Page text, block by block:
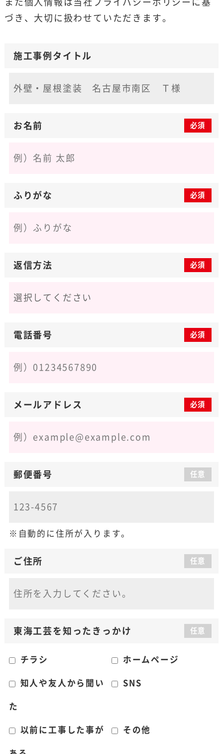
づき、大切に扱わせていただきます。
施工事例タイトル
お名前 必須
ふりがな 必須
返信方法 必須
電話番号 必須
メールアドレス 必須
郵便番号 任意
自動的に住所が入ります。
ご住所 任意
東海工芸を知った きっかけ 任意
チラシ ホームページ
知人や友人から聞い
た
SNS
以前に工事した事が その他